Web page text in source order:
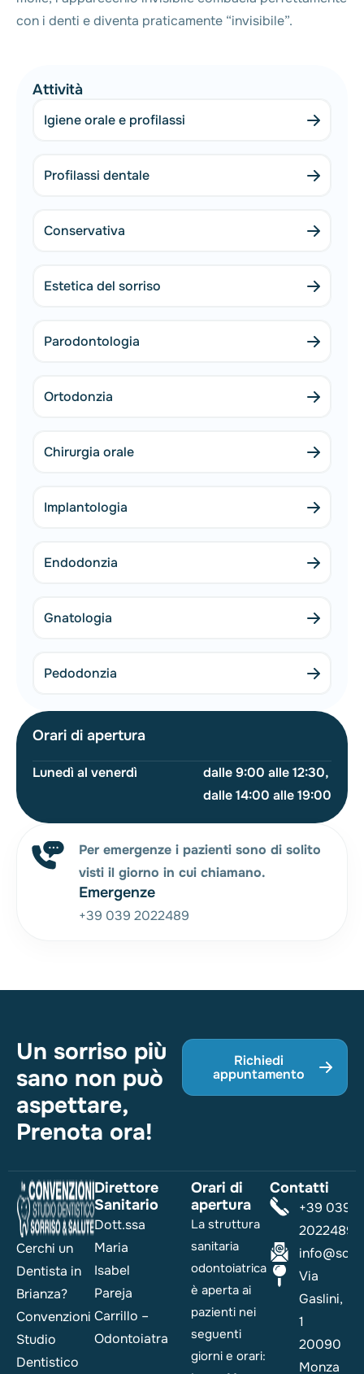
con i denti e diventa praticamente “invisibile”.
Attività
Igiene orale e profilassi
Profilassi dentale
Conservativa
Estetica del sorriso
Parodontologia
Ortodonzia
Chirurgia orale
Implantologia
Endodonzia
Gnatologia
Pedodonzia
Orari di apertura
Lunedì al venerdì
dalle 9:00 alle 12:30,
dalle 14:00 alle 19:00
Per emergenze i pazienti sono di solito
visti il giorno in cui chiamano.
Emergenze
+39 039 2022489
Un sorriso più
sano non può
aspettare,
Prenota ora!
Richiedi
appuntamento
Cerchi un
Dentista in
Brianza?
Convenzioni
Studio
Dentistico
Direttore
Sanitario
Dott.ssa
Maria
Isabel
Pareja
Carrillo –
Odontoiatra
Orari di
apertura
La struttura
sanitaria
odontoiatrica
è aperta ai
pazienti nei
seguenti
giorni e orari:
Contatti
+39 039
2022489
Via
Gaslini,
1
20090
Monza